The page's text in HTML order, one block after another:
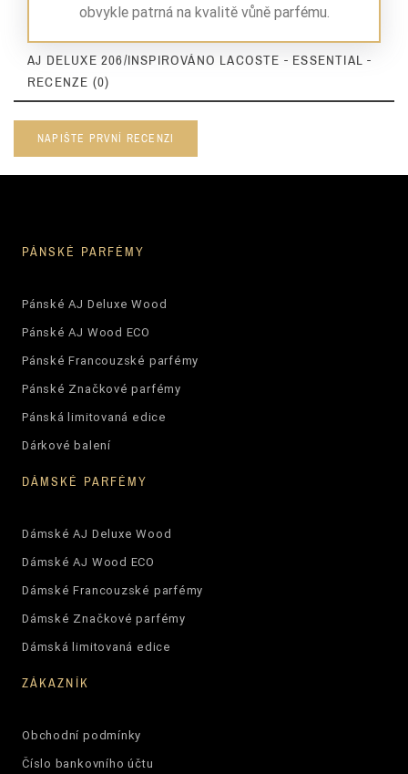
obvykle patrná na kvalitě vůně parfému.
AJ DELUXE 206/INSPIROVÁNO LACOSTE - ESSENTIAL -
RECENZE (0)
NAPIŠTE PRVNÍ RECENZI
PÁNSKÉ PARFÉMY
Pánské AJ Deluxe Wood
Pánské AJ Wood ECO
Pánské Francouzské parfémy
Pánské Značkové parfémy
Pánská limitovaná edice
Dárkové balení
DÁMSKÉ PARFÉMY
Dámské AJ Deluxe Wood
Dámské AJ Wood ECO
Dámské Francouzské parfémy
Dámské Značkové parfémy
Dámská limitovaná edice
ZÁKAZNÍK
Obchodní podmínky
Číslo bankovního účtu